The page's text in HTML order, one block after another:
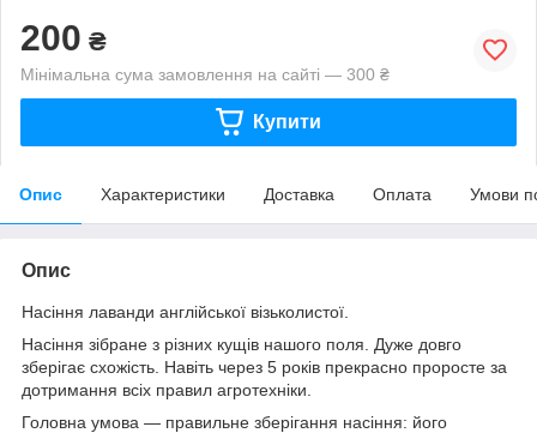
200 ₴
Мінімальна сума замовлення на сайті — 300 ₴
Купити
Опис Характеристики Доставка Оплата Умови
Опис
Насіння лаванди англійської візьколистої.
Насіння зібране з різних кущів нашого поля. Дуже довго
зберігає схожість. Навіть через 5 років прекрасно проросте за
дотримання всіх правил агротехніки.
Головна умова — правильне зберігання насіння: його